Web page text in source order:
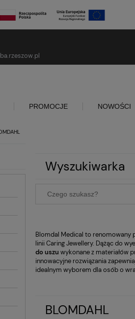
PROMOCJE NOWOŚCI
Wyszukiwarka
Blomdal Medical to renomowany
linii Caring Jewellery. Dążąc do
do uszu wykonane z materiałów
innowacyjne rozwiązania
idealnym wyborem dla osób o
BLOMDAHL